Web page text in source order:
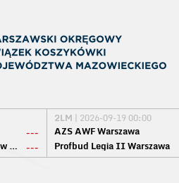
---
Sokół Grupa Avista Ostrów Maz. ---
2LM | 2026-09-19 00:00
AZS AWF Warszawa
Profbud Legia II Warszawa